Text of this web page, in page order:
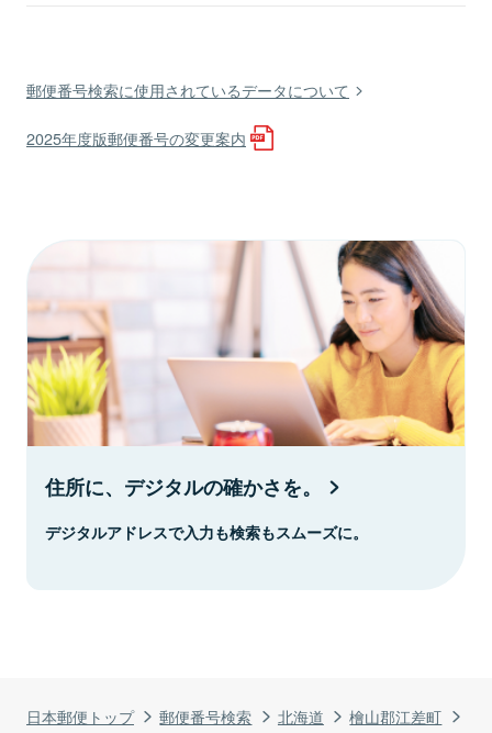
日本郵便トップ 郵便番号検索 北海道
檜山郡江差町
郵便番号検索に使用されているデータについて
2025年度版郵便番号の変更案内
住所に、デジタルの確かさを。
デジタルアドレスで入力も検索もスムーズに。